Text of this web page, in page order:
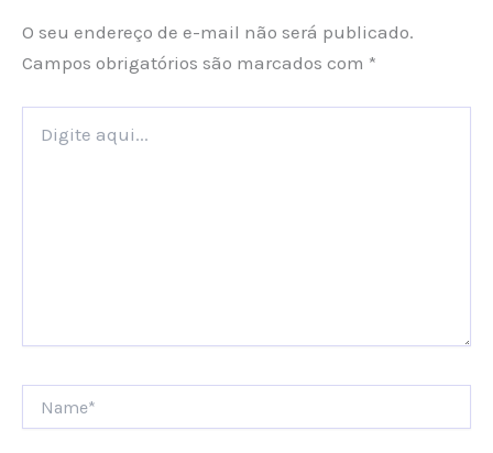
O seu endereço de e-mail não será publicado.
Campos obrigatórios são marcados com *
aqui...